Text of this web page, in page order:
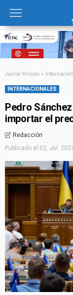
Jaime Rincon >
INTERNACIONALES
Pedro
importar el
Redacción
Publicado el 02, Jul.